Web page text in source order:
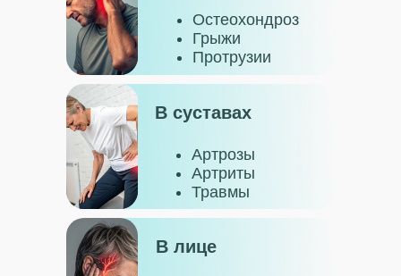
Артрозы
Артриты
Травмы
Остеохондроз
Грыжи
Протрузии
В лице
В суставах